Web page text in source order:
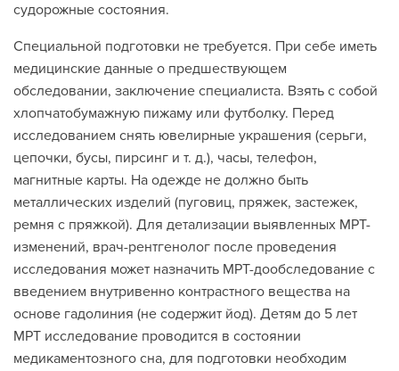
судорожные состояния.
Специальной подготовки не требуется. При себе иметь
медицинские данные о предшествующем
обследовании, заключение специалиста. Взять с собой
хлопчатобумажную пижаму или футболку. Перед
исследованием снять ювелирные украшения (серьги,
цепочки, бусы, пирсинг и т. д.), часы, телефон,
магнитные карты. На одежде не должно быть
металлических изделий (пуговиц, пряжек, застежек,
ремня с пряжкой). Для детализации выявленных МРТ-
изменений, врач-рентгенолог после проведения
исследования может назначить МРТ-дообследование с
введением внутривенно контрастного вещества на
основе гадолиния (не содержит йод). Детям до 5 лет
МРТ исследование проводится в состоянии
медикаментозного сна, для подготовки необходим